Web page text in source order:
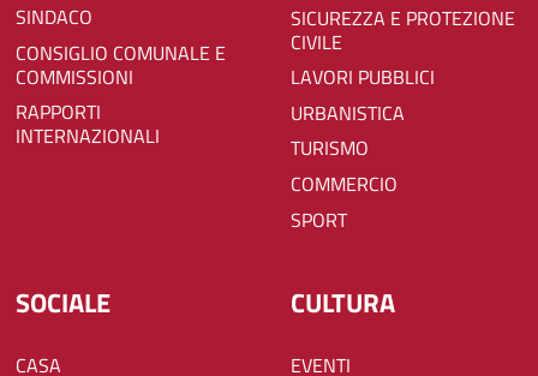
SINDACO
CONSIGLIO COMUNALE E
COMMISSIONI
RAPPORTI
INTERNAZIONALI
SICUREZZA E PROTEZIONE
CIVILE
LAVORI PUBBLICI
URBANISTICA
TURISMO
COMMERCIO
SPORT
SOCIALE
CASA
CULTURA
EVENTI